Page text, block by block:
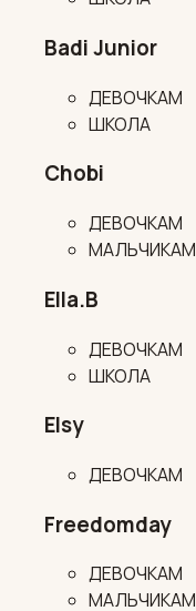
Badi Junior
ДЕВОЧКАМ
ШКОЛА
Chobi
ДЕВОЧКАМ
МАЛЬЧИКАМ
Ella.B
ДЕВОЧКАМ
ШКОЛА
Elsy
ДЕВОЧКАМ
Freedomday
ДЕВОЧКАМ
МАЛЬЧИКАМ